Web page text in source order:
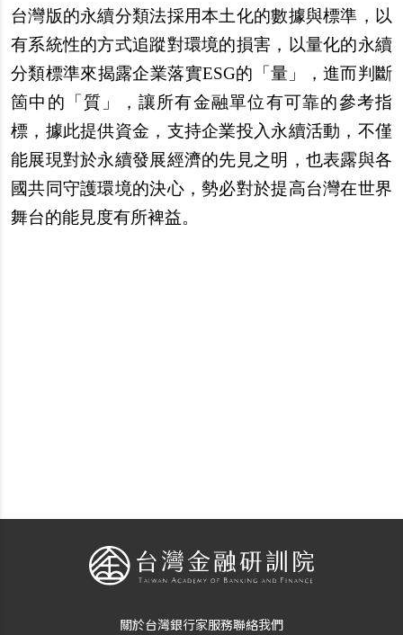
台灣版的永續分類法採用本土化的數據與標準，以
有系統性的方式追蹤對環境的損害，以量化的永續
分類標準來揭露企業落實ESG的「量」，進而判斷
箇中的「質」，讓所有金融單位有可靠的參考指
標，據此提供資金，支持企業投入永續活動，不僅
能展現對於永續發展經濟的先見之明，也表露與各
國共同守護環境的決心，勢必對於提高台灣在世界
舞台的能見度有所裨益。
關於台灣銀行家服務聯絡我們